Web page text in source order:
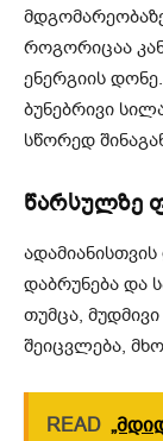
როგორიცაა
ენერგიის
ბუნებრივი
სწორედ
წარსულზე
დაბრუნება და
თუმცა,
შეიცვლება,
READ